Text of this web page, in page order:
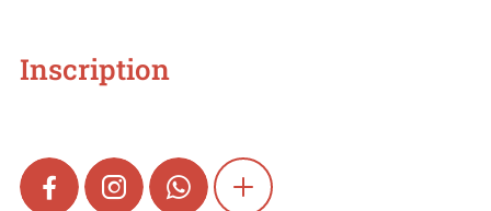
Inscription
FACEBOOKINSTAGRAMWHATSAPPSHOW MORE